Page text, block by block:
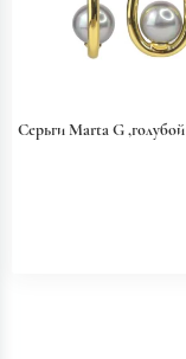
Серьги Marta G ,голубой